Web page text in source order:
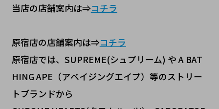
当店の店舗案内は⇒コチラ
原宿店の店舗案内は⇒コチラ
原宿店では、SUPREME(シュプリーム) や A BAT
HING APE（アベイジングエイプ）等のストリー
トブランドから